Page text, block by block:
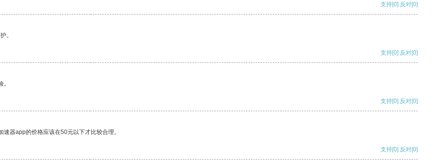
支持[0] 反对[0]
。
支持[0] 反对[0]
支持[0] 反对[0]
器app的价格应该在50元以下才比较合理。
支持[0] 反对[0]